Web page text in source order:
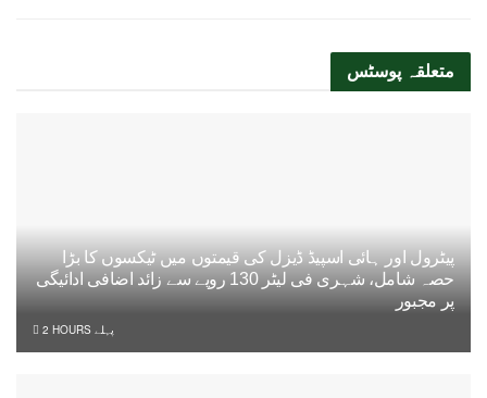
متعلقہ پوسٹس
پیٹرول اور ہائی اسپیڈ ڈیزل کی قیمتوں میں ٹیکسوں کا بڑا
حصہ شامل، شہری فی لیٹر 130 روپے سے زائد اضافی ادائیگی
پر مجبور
2 HOURS پہلے